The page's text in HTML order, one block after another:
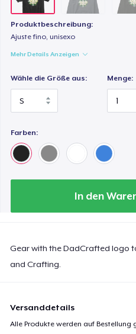
Produktbeschreibung:
Ajuste fino, unisexo
Mehr Details Anzeigen
Wähle die Größe aus: Menge:
Farben:
In den
Gear with the DadCrafted logo
and Crafting.
Versanddetails
Alle Produkte werden auf Bestellung